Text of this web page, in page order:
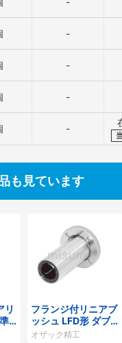
-
-
-
-
も見ています
リ
フランジ付リニアブ
ッシュ LFD形 ダブル
丸形フランジ
オザック精工